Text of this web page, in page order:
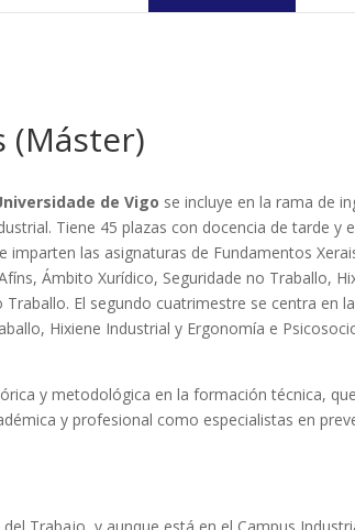
(Máster)
de Vigo se incluye en la rama de
Tiene 45 plazas con docencia de tarde y
las asignaturas de Fundamentos
Ámbito Xurídico, Seguridade no Traballo,
El segundo cuatrimestre se centra en
Hixiene Industrial y Ergonomía e
y metodológica en la formación técnica,
y profesional como especialistas en